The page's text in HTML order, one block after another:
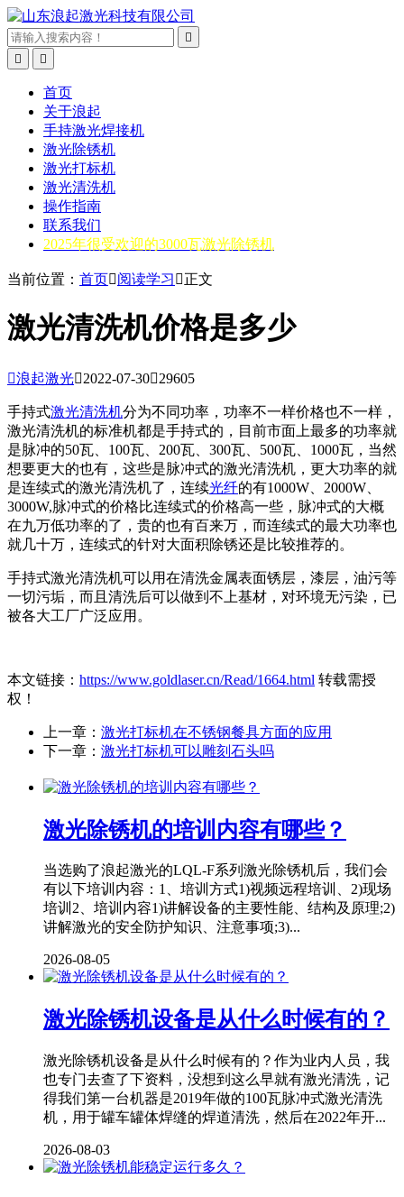



首页
关于浪起
手持激光焊接机
激光除锈机
激光打标机
激光清洗机
操作指南
联系我们
2025年很受欢迎的3000瓦激光除锈机
当前位置： 首页阅读学习 正文
激光清洗机价格是多少
浪起激光2022-07-3029605
手持式激光清洗机分为不同功率，功率不一样价格也不一样，
激光清洗机的标准机都是手持式的，目前市面上最多的功率就
是脉冲的50瓦、100瓦、200瓦、300瓦、500瓦、1000瓦，当然
想要更大的也有，这些是脉冲式的激光清洗机，更大功率的就
是连续式的激光清洗机了，连续光纤的有1000W、2000W、
3000W,脉冲式的价格比连续式的价格高一些，脉冲式的大概
在九万低功率的了，贵的也有百来万，而连续式的最大功率也
就几十万，连续式的针对大面积除锈还是比较推荐的。
手持式激光清洗机可以用在清洗金属表面锈层，漆层，油污等
一切污垢，而且清洗后可以做到不上基材，对环境无污染，已
被各大工厂广泛应用。
本文链接： https://www.goldlaser.cn/Read/1664.html 转载需授
权！
上一章： 激光打标机在不锈钢餐具方面的应用
下一章： 激光打标机可以雕刻石头吗
激光除锈机的培训内容有哪些？
当选购了浪起激光的LQL-F系列激光除锈机后，我们会
有以下培训内容：1、培训方式1)视频远程培训、2)现场
培训2、培训内容1)讲解设备的主要性能、结构及原理;2)
讲解激光的安全防护知识、注意事项;3)...
2026-08-05
激光除锈机设备是从什么时候有的？
激光除锈机设备是从什么时候有的？作为业内人员，我
也专门去查了下资料，没想到这么早就有激光清洗，记
得我们第一台机器是2019年做的100瓦脉冲式激光清洗
机，用于罐车罐体焊缝的焊道清洗，然后在2022年开...
2026-08-03